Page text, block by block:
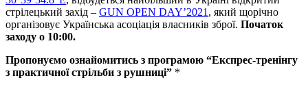
стрілецький захід – GUN OPEN DAY’2021 , який щорічно
організовує Українська асоціація власників зброї. Початок
заходу о 10:00.
Пропонуємо ознайомитись з програмою “Експрес-тренінгу
з практичної стрільби з рушниці” *